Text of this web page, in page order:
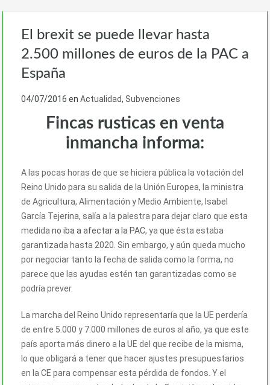
El brexit se puede llevar hasta
2.500 millones de euros de la PAC a
España
04/07/2016 en Actualidad, Subvenciones
Fincas rusticas en venta
inmancha informa:
A las pocas horas de que se hiciera pública la votación del
Reino Unido para su salida de la Unión Europea, la ministra
de Agricultura, Alimentación y Medio Ambiente, Isabel
García Tejerina, salía a la palestra para dejar claro que esta
medida no iba a afectar a la PAC, ya que ésta estaba
garantizada hasta 2020. Sin embargo, y aún queda mucho
por negociar tanto la fecha de salida como la forma, no
parece que las ayudas estén tan garantizadas como se
podría prever.
La marcha del Reino Unido representaría que la UE perdería
de entre 5.000 y 7.000 millones de euros al año, ya que este
país aporta más dinero a la UE del que recibe de la misma,
lo que obligará a tener que hacer ajustes presupuestarios
en la CE para compensar esta pérdida de fondos. Y el